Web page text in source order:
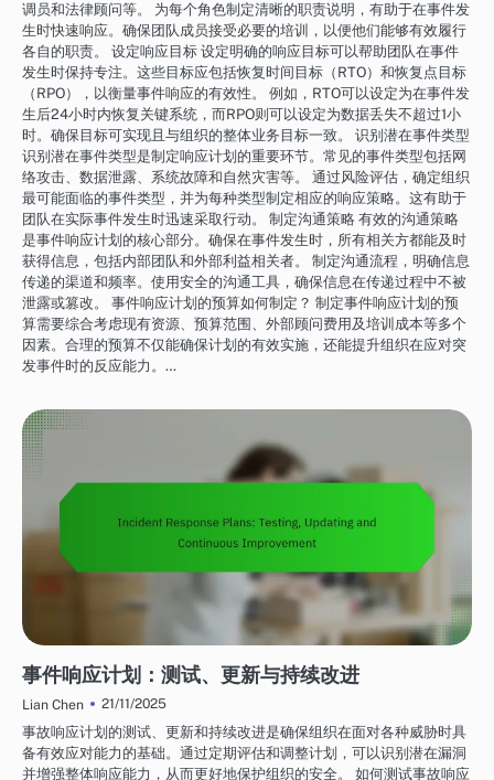
调员和法律顾问等。 为每个角色制定清晰的职责说明，有助于在事件发
生时快速响应。确保团队成员接受必要的培训，以便他们能够有效履行
各自的职责。 设定响应目标 设定明确的响应目标可以帮助团队在事件
发生时保持专注。这些目标应包括恢复时间目标（RTO）和恢复点目标
（RPO），以衡量事件响应的有效性。 例如，RTO可以设定为在事件发
生后24小时内恢复关键系统，而RPO则可以设定为数据丢失不超过1小
时。确保目标可实现且与组织的整体业务目标一致。 识别潜在事件类型
识别潜在事件类型是制定响应计划的重要环节。常见的事件类型包括网
络攻击、数据泄露、系统故障和自然灾害等。 通过风险评估，确定组织
最可能面临的事件类型，并为每种类型制定相应的响应策略。这有助于
团队在实际事件发生时迅速采取行动。 制定沟通策略 有效的沟通策略
是事件响应计划的核心部分。确保在事件发生时，所有相关方都能及时
获得信息，包括内部团队和外部利益相关者。 制定沟通流程，明确信息
传递的渠道和频率。使用安全的沟通工具，确保信息在传递过程中不被
泄露或篡改。 事件响应计划的预算如何制定？ 制定事件响应计划的预
算需要综合考虑现有资源、预算范围、外部顾问费用及培训成本等多个
因素。合理的预算不仅能确保计划的有效实施，还能提升组织在应对突
发事件时的反应能力。…
事件响应计划：测试、更新与持续改进
Lian Chen
21/11/2025
事故响应计划的测试、更新和持续改进是确保组织在面对各种威胁时具
备有效应对能力的基础。通过定期评估和调整计划，可以识别潜在漏洞
并增强整体响应能力，从而更好地保护组织的安全。 如何测试事故响应